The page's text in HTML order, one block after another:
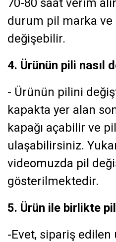
70-80 saat verim
durum pil marka
değişebilir.
4. Ürünün pili nasıl
- Ürünün pilini
kapakta yer alan
kapağı açabilir ve
ulaşabilirsiniz.
videomuzda pil
gösterilmektedir.
5. Ürün ile birlikte
-Evet, sipariş edilen